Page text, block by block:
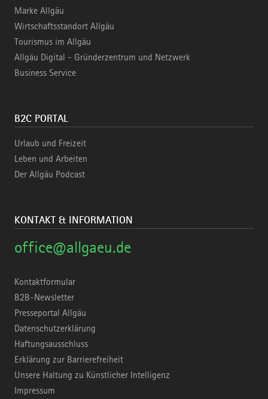
Marke Allgäu
Wirtschaftsstandort Allgäu
Tourismus im Allgäu
Allgäu Digital - Gründerzentrum und Netzwerk
Business Service
B2C PORTAL
Urlaub und Freizeit
Leben und Arbeiten
Der Allgäu Podcast
KONTAKT & INFORMATION
office@allgaeu.de
Kontaktformular
B2B-Newsletter
Presseportal Allgäu
Datenschutzerklärung
Haftungsausschluss
Erklärung zur Barrierefreiheit
Unsere Haltung zu Künstlicher Intelligenz
Impressum